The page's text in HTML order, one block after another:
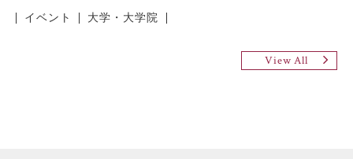
イベント
大学・大学院
View All